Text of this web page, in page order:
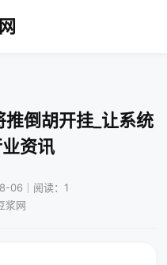
倒胡开挂_让系统
资讯
06｜阅读：1
浆网